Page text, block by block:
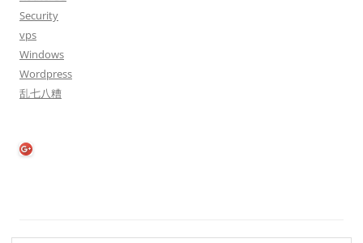
Security
vps
Windows
Wordpress
乱七八糟